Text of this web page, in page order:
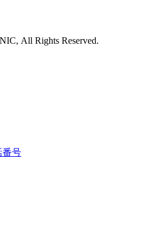
All Rights Reserved.